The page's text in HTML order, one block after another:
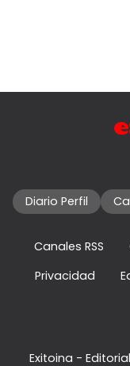
Diario Perfil
Canales RSS
Privacidad
Exitoina - Editorial